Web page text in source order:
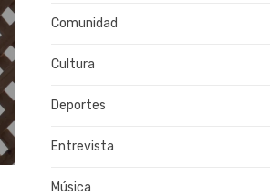
Comunidad
Cultura
Deportes
Entrevista
Música